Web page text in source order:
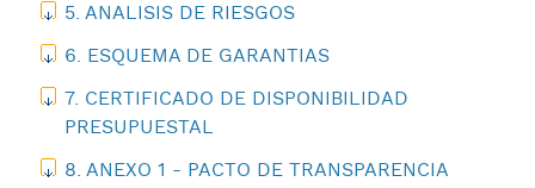
5. ANALISIS DE RIESGOS
6. ESQUEMA DE GARANTIAS
7. CERTIFICADO DE DISPONIBILIDAD
PRESUPUESTAL
8. ANEXO 1 - PACTO DE TRANSPARENCIA